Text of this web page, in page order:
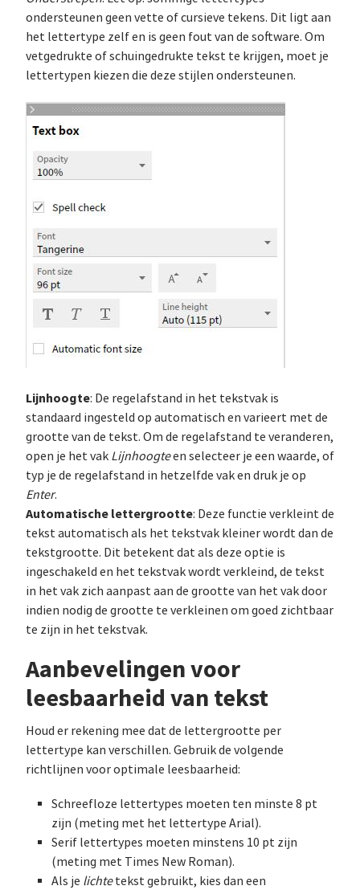
ondersteunen geen vette of cursieve tekens. Dit ligt aan
het lettertype zelf en is geen fout van de software. Om
vetgedrukte of schuingedrukte tekst te krijgen, moet je
lettertypen kiezen die deze stijlen ondersteunen.
Lijnhoogte: De regelafstand in het tekstvak is
standaard ingesteld op automatisch en varieert met de
grootte van de tekst. Om de regelafstand te veranderen,
open je het vak Lijnhoogteen selecteer je een waarde, of
typ je de regelafstand in hetzelfde vak en druk je op
Enter.
Automatische lettergrootte: Deze functie verkleint de
tekst automatisch als het tekstvak kleiner wordt dan de
tekstgrootte. Dit betekent dat als deze optie is
ingeschakeld en het tekstvak wordt verkleind, de tekst
in het vak zich aanpast aan de grootte van het vak door
indien nodig de grootte te verkleinen om goed zichtbaar
te zijn in het tekstvak.
Aanbevelingen voor
leesbaarheid van tekst
Houd er rekening mee dat de lettergrootte per
lettertype kan verschillen. Gebruik de volgende
richtlijnen voor optimale leesbaarheid:
Schreefloze lettertypes moeten ten minste 8 pt
zijn (meting met het lettertype Arial).
Serif lettertypes moeten minstens 10 pt zijn
(meting met Times New Roman).
Als je lichtetekst gebruikt, kies dan een